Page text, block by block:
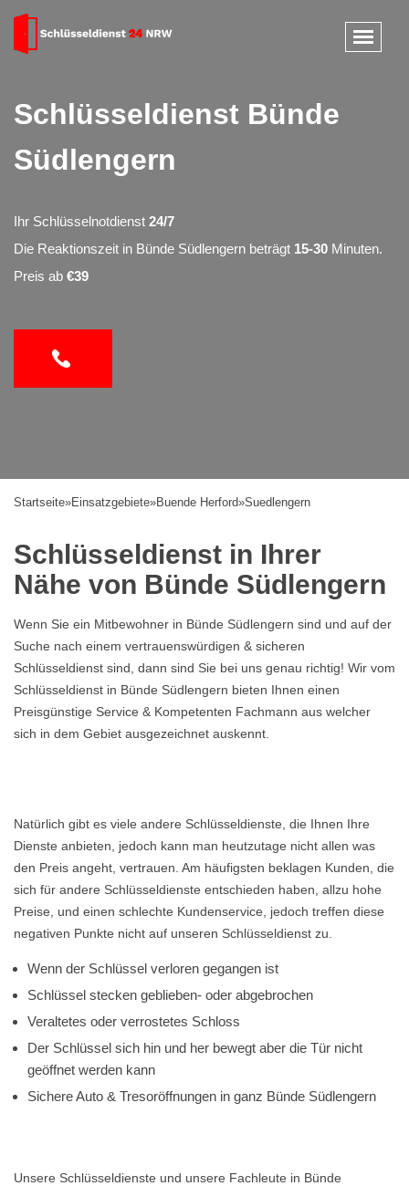
Schlüsseldienst Bünde
Südlengern
Ihr Schlüsselnotdienst 24/7
Die Reaktionszeit in Bünde Südlengern beträgt 15-30 Minuten.
Preis ab €39
Startseite»Einsatzgebiete»Buende Herford»Suedlengern
Schlüsseldienst in Ihrer
Nähe von Bünde Südlengern
Wenn Sie ein Mitbewohner in Bünde Südlengern sind und auf der
Suche nach einem vertrauenswürdigen & sicheren
Schlüsseldienst sind, dann sind Sie bei uns genau richtig! Wir vom
Schlüsseldienst in Bünde Südlengern bieten Ihnen einen
Preisgünstige Service & Kompetenten Fachmann aus welcher
sich in dem Gebiet ausgezeichnet auskennt.
Natürlich gibt es viele andere Schlüsseldienste, die Ihnen Ihre
Dienste anbieten, jedoch kann man heutzutage nicht allen was
den Preis angeht, vertrauen. Am häufigsten beklagen Kunden, die
sich für andere Schlüsseldienste entschieden haben, allzu hohe
Preise, und einen schlechte Kundenservice, jedoch treffen diese
negativen Punkte nicht auf unseren Schlüsseldienst zu.
Wenn der Schlüssel verloren gegangen ist
Schlüssel stecken geblieben- oder abgebrochen
Veraltetes oder verrostetes Schloss
Der Schlüssel sich hin und her bewegt aber die Tür nicht
geöffnet werden kann
Sichere Auto & Tresoröffnungen in ganz Bünde Südlengern
Unsere Schlüsseldienste und unsere Fachleute in Bünde